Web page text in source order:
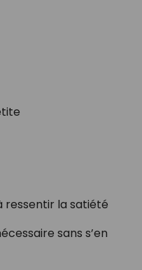
ressentir la satiété
sans s’en